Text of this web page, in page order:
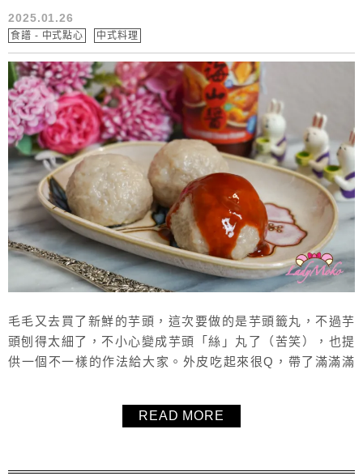
2025.01.26
食譜 - 中式點心 中式料理
毛毛又去買了新鮮的芋頭，這次要做的是芋頭籤丸，不過芋
頭刨得太細了，不小心變成芋頭「絲」丸了（苦笑），也提
供一個不一樣的作法給大家。外皮吃起來很Q，帶了滿滿滿
上海山醬或甜辣醬真是大大加分，海山醬真是家裡必須常備
起來的醬料之一。推薦這個芋頭籤丸食譜給大家！
READ MORE